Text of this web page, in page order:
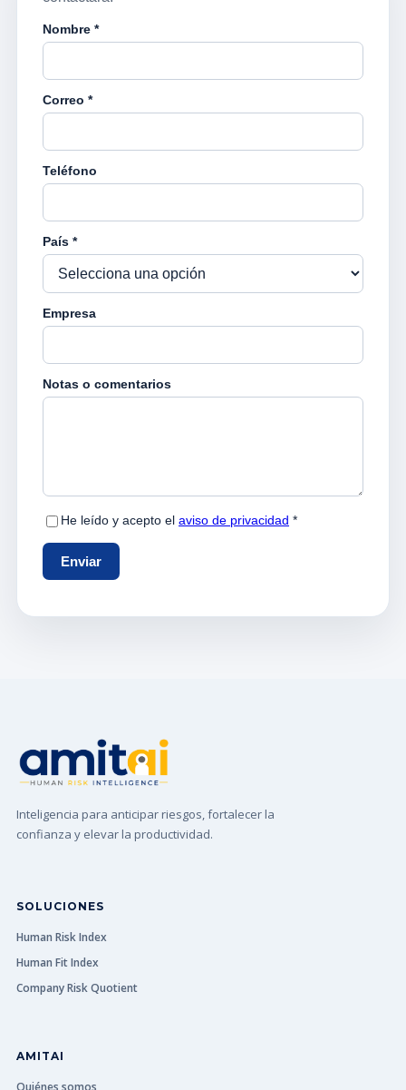
Inteligencia para anticipar riesgos, fortalecer la
confianza y elevar la productividad.
SOLUCIONES
Human Risk Index
Human Fit Index
Company Risk Quotient
AMITAI